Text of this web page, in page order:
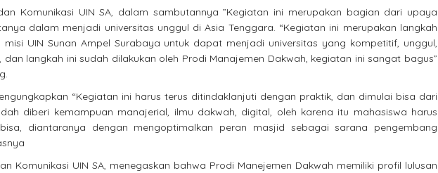
Komunikasi UIN SA, dalam sambutannya ”Kegiatan ini merupakan bagian dari upaya
dalam menjadi universitas unggul di Asia Tenggara. “Kegiatan ini merupakan langkah
misi UIN Sunan Ampel Surabaya untuk dapat menjadi universitas yang kompetitif, unggul,
langkah ini sudah dilakukan oleh Prodi Manajemen Dakwah, kegiatan ini sangat bagus”
“Kegiatan ini harus terus ditindaklanjuti dengan praktik, dan dimulai bisa dari
diberi kemampuan manajerial, ilmu dakwah, digital, oleh karena itu mahasiswa harus
diantaranya dengan mengoptimalkan peran masjid sebagai sarana pengembang
Komunikasi UIN SA, menegaskan bahwa Prodi Manejemen Dakwah memiliki profil lulusan